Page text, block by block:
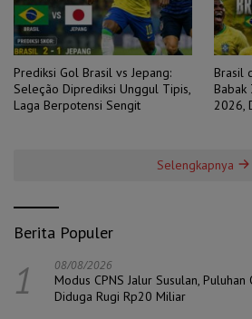
Prediksi Gol Brasil vs Jepang:
Seleção Diprediksi Unggul Tipis,
Laga Berpotensi Sengit
Brasil
Babak
2026,
Selengkapnya
Berita Populer
1 08/08/2026
Modus CPNS Jalur Susulan,
Diduga Rugi Rp20 Miliar